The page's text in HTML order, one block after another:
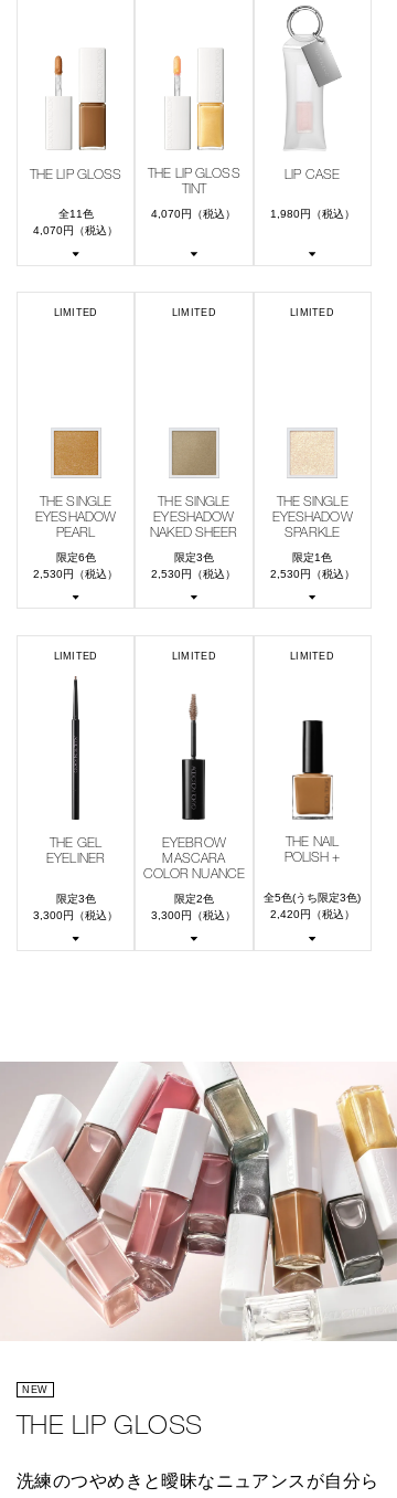
THE LIP GLOSS
全11色
4,070円（税込）
THE LIP GLOSS
TINT
4,070円（税込）
LIP CASE
1,980円（税込）
LIMITED
THE SINGLE
EYESHADOW
PEARL
限定6色
2,530円（税込）
LIMITED
THE SINGLE
EYESHADOW
NAKED SHEER
限定3色
2,530円（税込）
LIMITED
THE SINGLE
EYESHADOW
SPARKLE
限定1色
2,530円（税込）
LIMITED
THE GEL
EYELINER
限定3色
3,300円（税込）
LIMITED
EYEBROW
MASCARA
COLOR NUANCE
限定2色
3,300円（税込）
LIMITED
THE NAIL
POLISH +
全5色(うち限定3色)
2,420円（税込）
NEW
THE LIP GLOSS
洗練のつやめきと曖昧なニュアンスが自分ら